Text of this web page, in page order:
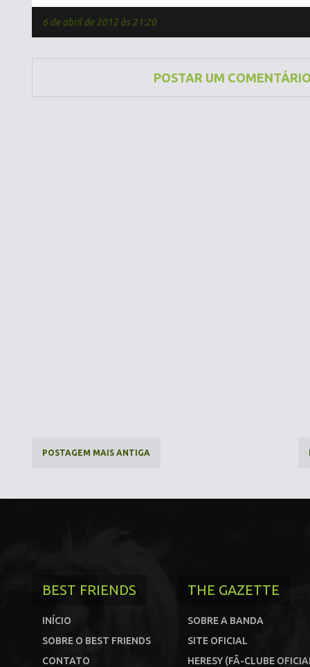
6 de abril de 2012 às 21:20
POSTAR UM
POSTAGEM MAIS ANTIGA
BEST FRIENDS
INÍCIO
SOBRE O BEST FRIENDS
CONTATO
THE GAZETTE
SOBRE A BANDA
SITE OFICIAL
HERESY (FÃ-CLUBE